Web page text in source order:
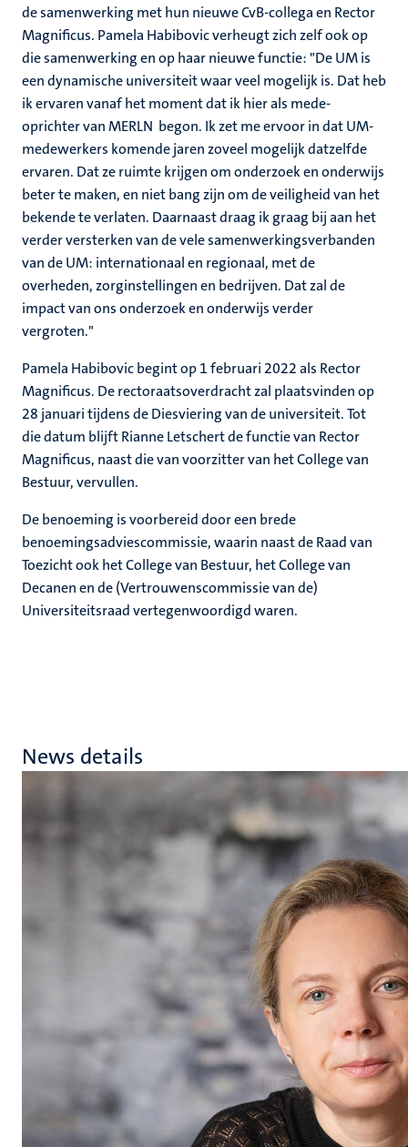
de samenwerking met hun nieuwe CvB-collega en Rector
Magnificus. Pamela Habibovic verheugt zich zelf ook op
die samenwerking en op haar nieuwe functie: "De UM is
een dynamische universiteit waar veel mogelijk is. Dat heb
ik ervaren vanaf het moment dat ik hier als mede-
oprichter van MERLN begon. Ik zet me ervoor in dat UM-
medewerkers komende jaren zoveel mogelijk datzelfde
ervaren. Dat ze ruimte krijgen om onderzoek en onderwijs
beter te maken, en niet bang zijn om de veiligheid van het
bekende te verlaten. Daarnaast draag ik graag bij aan het
verder versterken van de vele samenwerkingsverbanden
van de UM: internationaal en regionaal, met de
overheden, zorginstellingen en bedrijven. Dat zal de
impact van ons onderzoek en onderwijs verder
vergroten."
Pamela Habibovic begint op 1 februari 2022 als Rector
Magnificus. De rectoraatsoverdracht zal plaatsvinden op
28 januari tijdens de Diesviering van de universiteit. Tot
die datum blijft Rianne Letschert de functie van Rector
Magnificus, naast die van voorzitter van het College van
Bestuur, vervullen.
De benoeming is voorbereid door een brede
benoemingsadviescommissie, waarin naast de Raad van
Toezicht ook het College van Bestuur, het College van
Decanen en de (Vertrouwenscommissie van de)
Universiteitsraad vertegenwoordigd waren.
News details